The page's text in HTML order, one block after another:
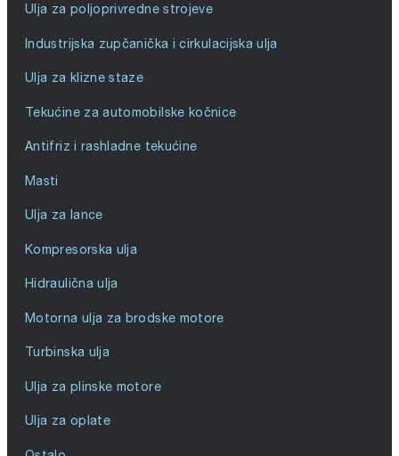
Ulja za poljoprivredne strojeve
Industrijska zupčanička i cirkulacijska ulja
Ulja za klizne staze
Tekućine za automobilske kočnice
Antifriz i rashladne tekućine
Masti
Ulja za lance
Kompresorska ulja
Hidraulična ulja
Motorna ulja za brodske motore
Turbinska ulja
Ulja za plinske motore
Ulja za oplate